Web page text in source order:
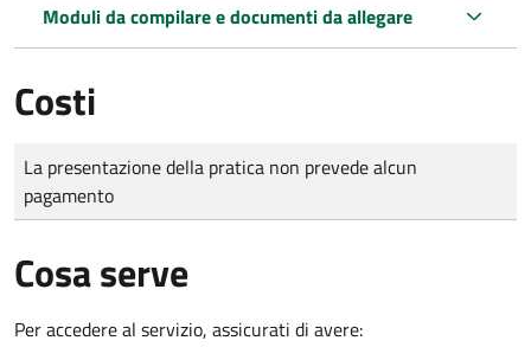
Moduli da compilare e documenti da allegare
Costi
Tipo di pagamento
Importo
La presentazione della pratica non prevede alcun
pagamento
Cosa serve
Per accedere al servizio, assicurati di avere: